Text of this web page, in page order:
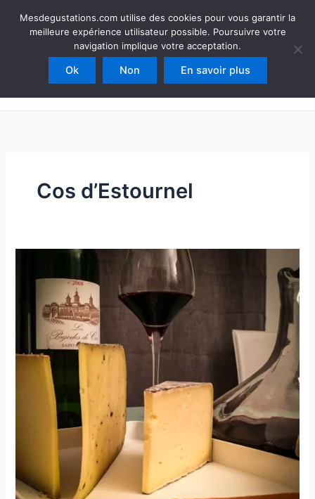
Mesdegustations
Dégustations, accords & autour du vin
Rechercher
Cos d’Estournel
Mesdegustations.com utilise des cookies pour vous garantir la
meilleure expérience utilisateur possible. Poursuivre votre
navigation implique votre acceptation.
Ok Non En savoir plus